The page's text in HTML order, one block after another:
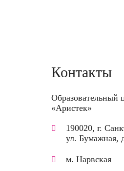
Контакты
Образовательный
«Аристек»
190020, г.
ул. Бумажная,
м. Нарвская